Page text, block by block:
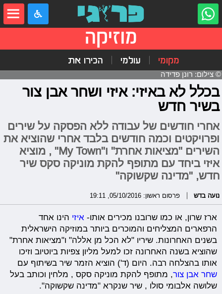
מוזיקה
מקומי עולמי הכירו את
© צילום: רונן פדידה
בכלל לא באיזי: איזי ושחר אבן צור
בשיר חדש
אחרי חודשים של עבודה ללא הפסקה על שירים
ופרויקטים וכמה חודשים בלבד אחרי שהוציא את
השירים "מציאות אחרת" ו"My Town" , מוציא
איזי ביחד עם מתופף להקת מוניקה סקס שיר
חדש, "מדינה שקשוקה"
נועה בדש פרסום ראשון: 05/10/2016, 19:11
ארז שרון, או כמו שרובנו מכירים אותו- איזי הינו אחד
הרפארים המצליחים והמוכרים ביותר במוזיקה הישראלית
בשנים האחרונות. שיריו "לא הכל מן אללה" ו"מציאות אחרת"
שהוציא בשנה האחרונה זכו למעל מליון צפיות ביוטיוב וזיכו
אותו בהצלחה רבה. היום (ד') הוציא הזמר שיר בשיתוף עם
שחר אבן צור, מתופף להקת מוניקה סקס , מלחין וכותב בעל
שלושה אלבומי סולו , שיר שנקרא "מדינה שקשוקה".